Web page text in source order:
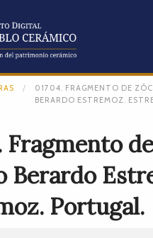
01704. FRAGMENTO DE
BERARDO ESTREMOZ.
Fragmento
Berardo
Portugal.